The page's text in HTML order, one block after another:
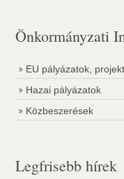
Önkormányzati
EU pályázatok,
Hazai pályázatok
Közbeszerések
Legfrisebb hírek